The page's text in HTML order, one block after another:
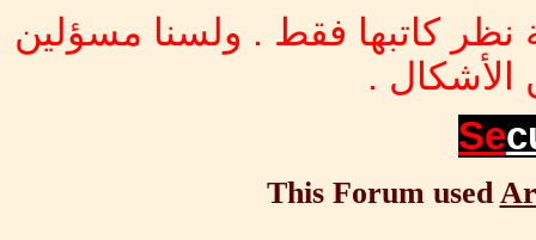
نظر كاتبها فقط . ولسنا مسؤلين
.
Se
This Forum used